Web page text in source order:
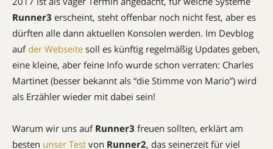
Runner3 erscheint, steht offenbar noch nicht fest, aber es
dürften alle dann aktuellen Konsolen werden. Im Devblog
auf der Webseite soll es künftig regelmäßig Updates geben,
eine kleine, aber feine Info wurde schon verraten: Charles
Martinet (besser bekannt als “die Stimme von Mario”) wird
als Erzähler wieder mit dabei sein!
Warum wir uns auf Runner3 freuen sollten, erklärt am
besten unser Test von Runner2, das seinerzeit für viel